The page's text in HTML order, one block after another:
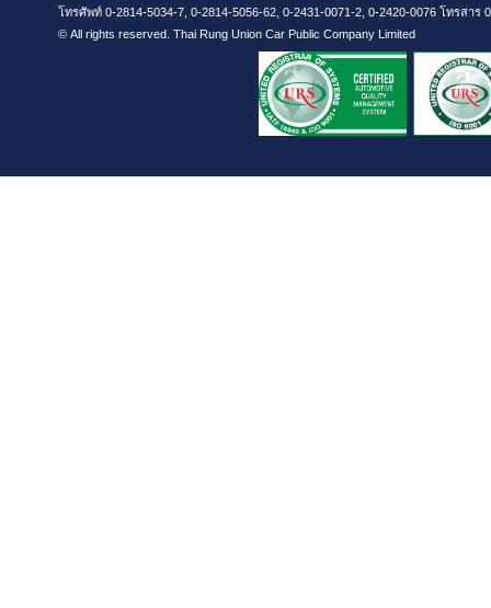
โทรศัพท์ 0-2814-5034-7, 0-2814-5056-62, 0-2431-0071-2, 0-2420-0076 โทรสาร
© All rights reserved. Thai Rung Union Car Public Company Limited